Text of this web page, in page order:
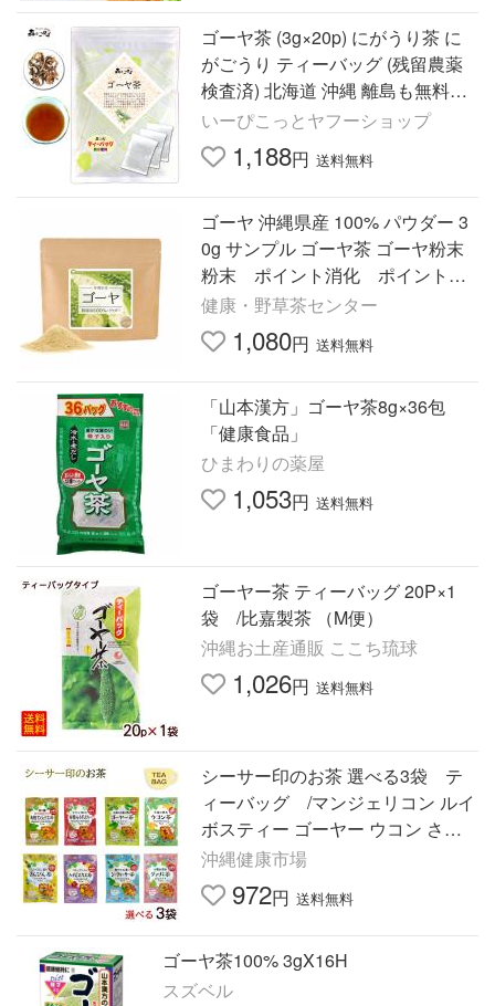
ゴーヤ茶 (3g×20p) にがうり茶 に
がごうり ティーバッグ (残留農薬
検査済) 北海道 沖縄 離島も無料配
送可 森のこかげ 健少T
いーぴこっとヤフーショップ
1,188円 送料無料
ゴーヤ 沖縄県産 100% パウダー 3
0g サンプル ゴーヤ茶 ゴーヤ粉末
粉末 ポイント消化 ポイント利
用
健康・野草茶センター
1,080円 送料無料
「山本漢方」ゴーヤ茶8g×36包
「健康食品」
ひまわりの薬屋
1,053円 送料無料
ゴーヤー茶 ティーバッグ 20P×1
袋 /比嘉製茶 （M便）
沖縄お土産通販 ここち琉球
1,026円 送料無料
シーサー印のお茶 選べる3袋 テ
ィーバッグ /マンジェリコン ルイ
ボスティー ゴーヤー ウコン さん
ぴん ハイビスカス シークヮーサー
グァバ（SL）
沖縄健康市場
972円 送料無料
ゴーヤ茶100% 3gX16H
スズベル